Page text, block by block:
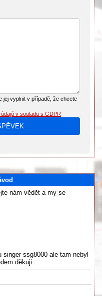
jej vyplnit v případě, že chcete
v souladu s GDPR
nám vědět a my se
ssg8000 ale tam nebyl
děkuji ...